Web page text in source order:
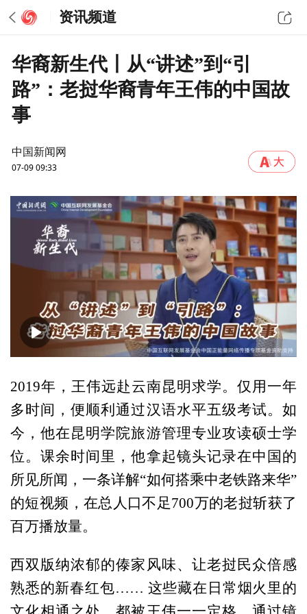
资讯频道
华裔新生代丨从“讲述”到“引
路”：老挝华裔青年王伟的中国故
事
中国新闻网
07-09 09:33
00:00 04:58
2019年，王伟远赴云南昆明求学。仅用一年
多时间，便顺利通过汉语水平五级考试。如
今，他在昆明学院旅游管理专业攻读硕士学
位。课余时间里，他拿起镜头记录在中国的
所见所闻，一条详解“如何搭乘中老铁路来华”
的短视频，在总人口不足700万的老挝斩获了
百万播放量。
西双版纳浓郁的傣家风味、让老挝民众倍感
熟悉的新春红包…… 这些藏在日常烟火里的